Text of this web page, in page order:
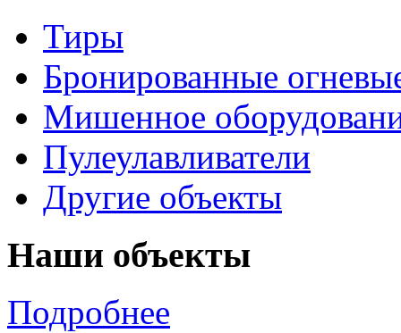
Тиры
Бронированные
Мишенное
Пулеулавливатели
Другие объекты
Наши объекты
Подробнее